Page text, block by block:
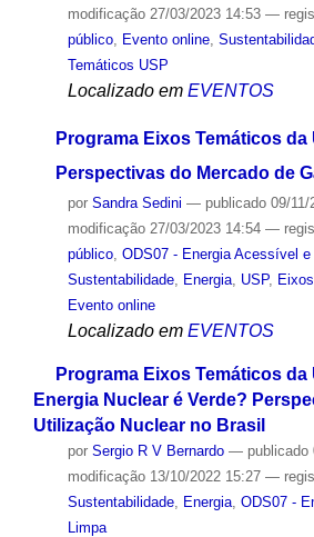
modificação27/03/2023 14:53 —
público, Evento online,
Temáticos USP
Localizado em EVENTOS
Programa Eixos Temáticos da
Perspectivas do Mercado de
por Sandra Sedini — publicado09/11/
modificação27/03/2023 14:54 —
público, ODS07 - Energia Acessível e
Sustentabilidade, Energia, USP,
Evento online
Localizado em EVENTOS
Programa Eixos Temáticos da
Energia Nuclear é Verde?
Utilização Nuclear no Brasil
por Sergio R V Bernardo — publicado
modificação13/10/2022 15:27 —
Sustentabilidade, Energia, ODS07 -
Limpa